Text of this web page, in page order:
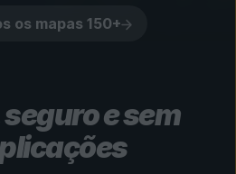
os mapas 150+
e sem